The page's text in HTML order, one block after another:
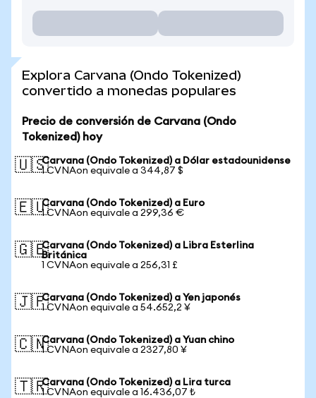
Explora Carvana (Ondo Tokenized)
convertido a monedas populares
Precio de conversión de Carvana (Ondo
Tokenized) hoy
🇺🇸Carvana (Ondo Tokenized) a Dólar estadounidense
1 CVNAon equivale a 344,87 $
🇪🇺Carvana (Ondo Tokenized) a Euro
1 CVNAon equivale a 299,36 €
🇬🇧Carvana (Ondo Tokenized) a Libra Esterlina
Británica
1 CVNAon equivale a 256,31 £
🇯🇵Carvana (Ondo Tokenized) a Yen japonés
1 CVNAon equivale a 54.652,2 ¥
🇨🇳Carvana (Ondo Tokenized) a Yuan chino
1 CVNAon equivale a 2327,80 ¥
🇹🇷Carvana (Ondo Tokenized) a Lira turca
1 CVNAon equivale a 16.436,07 ₺